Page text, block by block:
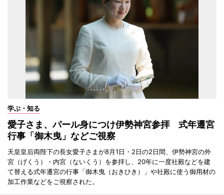
学ぶ・知る
愛子さま、パール身につけ伊勢神宮参拝 式年遷宮
行事「御木曳」などご視察
天皇皇后両陛下の長女愛子さまが8月1日・2日の2日間、伊勢神宮の外
宮（げくう）・内宮（ないくう）を参拝し、20年に一度社殿などを建
て替える式年遷宮の行事「御木曳（おきひき）」や社殿に使う御用材の
加工作業などをご視察された。